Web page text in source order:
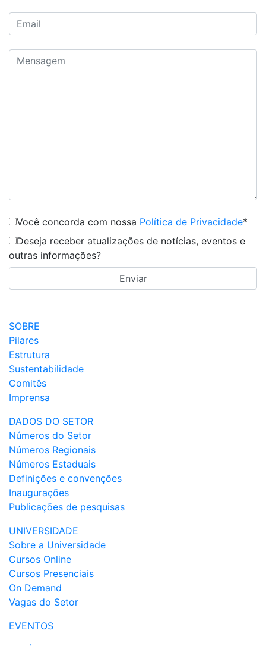
Você concorda com nossa Política de Privacidade*
Deseja receber atualizações de notícias, eventos e
outras informações?
SOBRE
Pilares
Estrutura
Sustentabilidade
Comitês
Imprensa
DADOS DO SETOR
Números do Setor
Números Regionais
Números Estaduais
Definições e convenções
Inaugurações
Publicações de pesquisas
UNIVERSIDADE
Sobre a Universidade
Cursos Online
Cursos Presenciais
On Demand
Vagas do Setor
EVENTOS